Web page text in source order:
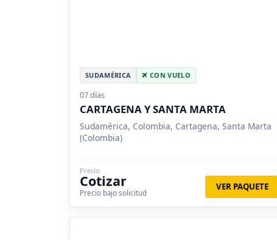
SUDAMÉRICA CON VUELO
07 días
CARTAGENA Y SANTA MARTA
Sudamérica, Colombia, Cartagena, Santa Marta
(Colombia)
Precio
Cotizar
Precio bajo solicitud
VER PAQUETE